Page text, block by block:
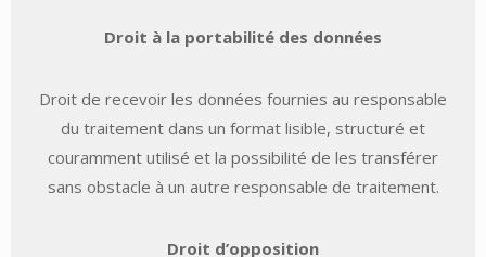
Droit à la portabilité des données
Droit de recevoir les données fournies au responsable
du traitement dans un format lisible, structuré et
couramment utilisé et la possibilité de les transférer
sans obstacle à un autre responsable de traitement.
Droit d’opposition